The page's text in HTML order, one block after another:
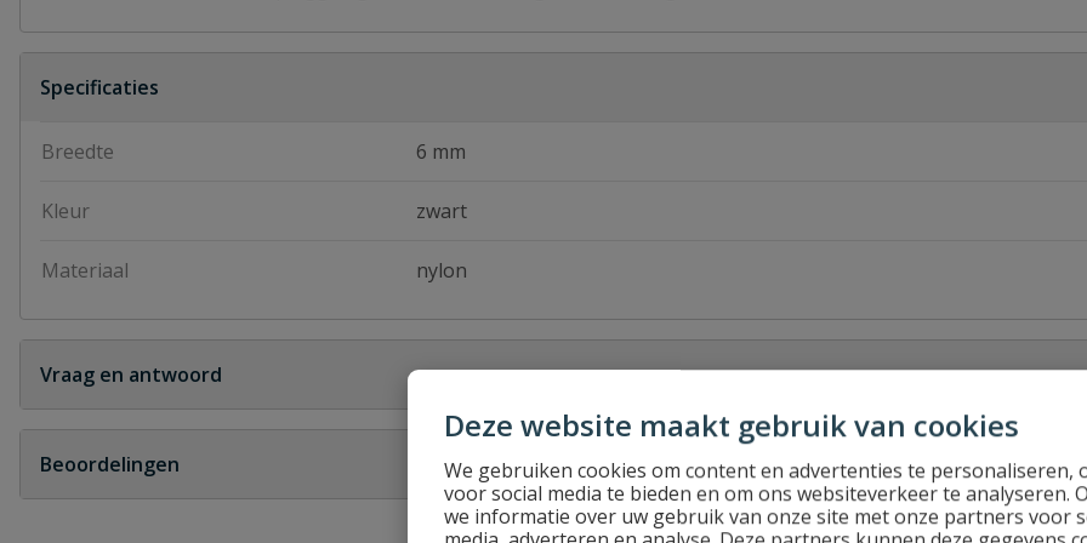
Deze website maakt gebruik van cookies
We gebruiken cookies om content en advertenties te personaliseren,
voor social media te bieden en om ons websiteverkeer te analyseren.
we informatie over uw gebruik van onze site met onze partners voor
Specificaties
Breedte 6 mm
Kleur zwart
Materiaal nylon
Vraag en antwoord
Geen vragen
Heb je zelf ook een vraag over dit product? Stel jouw
Beoordelingen